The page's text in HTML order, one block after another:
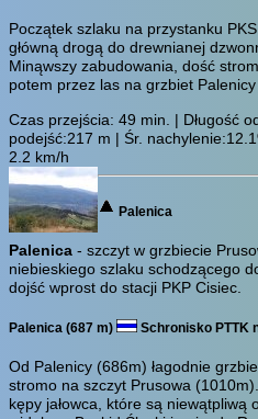
Początek szlaku na przystanku
główną drogą do drewnianej
Minąwszy zabudowania, dość
potem przez las na grzbiet
Czas przejścia: 49 min.
| Długość
podejść:217 m | Śr.
2.2 km/h
Palenica
Palenica - szczyt w grzbiecie
niebieskiego szlaku schodzącego
dojść wprost do stacji PKP Cisiec.
Palenica (687 m) Schronisko PTTK
Od Palenicy (686m) łagodnie
stromo na szczyt Prusowa
kępy jałowca, które są niewątpliwą